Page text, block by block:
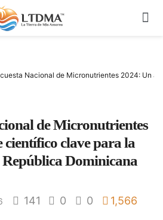
Nacional de Micronutrientes 2024: Un
de Micronutrientes
científico clave para la
Dominicana
141 0 0 1,566